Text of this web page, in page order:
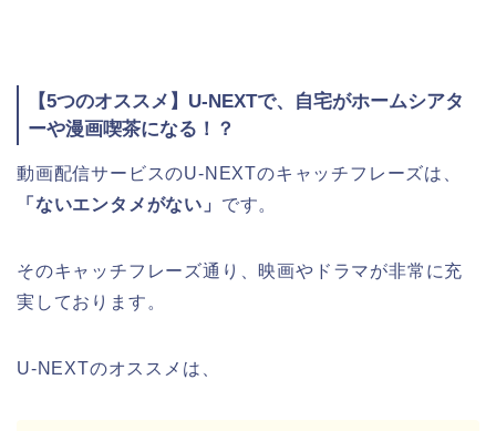
【5つのオススメ】U-NEXTで、自宅がホームシアタ
ーや漫画喫茶になる！？
動画配信サービスのU-NEXTのキャッチフレーズは、
「ないエンタメがない」 です。
そのキャッチフレーズ通り、映画やドラマが非常に充
実しております。
U-NEXTのオススメは、